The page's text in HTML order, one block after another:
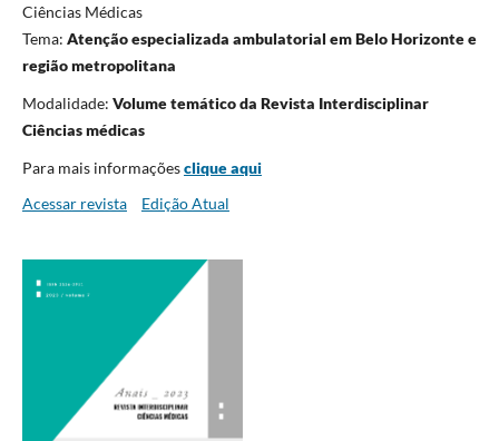
Ciências Médicas
Tema: Atenção especializada ambulatorial em Belo Horizonte e
região metropolitana
Modalidade: Volume temático da Revista Interdisciplinar
Ciências médicas
Para mais informaçõesclique aqui
Acessar revista
Edição Atual